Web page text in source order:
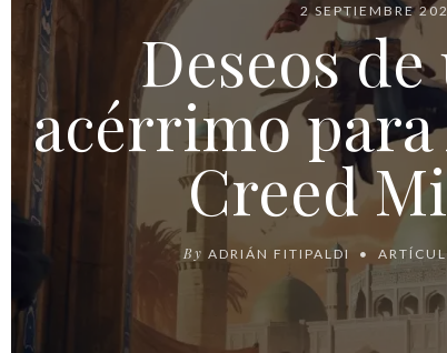
2 SEPTIEMBRE
Deseos
acérrimo para
Creed
By ADRIÁN FITIPALDI